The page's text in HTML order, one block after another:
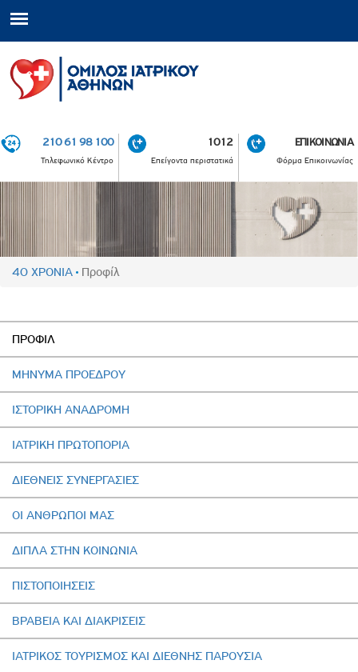
210 61 98 100
Τηλεφωνικό Κέντρο
1012
Επείγοντα περιστατικά
ΕΠΙΚΟΙΝΩΝΙΑ
Φόρμα Επικοινωνίας
40 ΧΡΟΝΙΑ Προφίλ
ΠΡΟΦΙΛ
ΜΗΝΥΜΑ ΠΡΟΕΔΡΟΥ
ΙΣΤΟΡΙΚΗ AΝΑΔΡΟΜΗ
ΙΑΤΡΙΚΗ ΠΡΩΤΟΠΟΡΙΑ
ΔΙΕΘΝΕΙΣ ΣΥΝΕΡΓΑΣΙΕΣ
ΟΙ ΑΝΘΡΩΠΟΙ ΜΑΣ
ΔΙΠΛΑ ΣΤΗΝ ΚΟΙΝΩΝΙΑ
ΠΙΣΤΟΠΟΙΗΣΕΙΣ
ΒΡΑΒΕΙΑ ΚΑΙ ΔΙΑΚΡΙΣΕΙΣ
ΙΑΤΡΙΚΟΣ ΤΟΥΡΙΣΜΟΣ ΚΑΙ ΔΙΕΘΝΗΣ ΠΑΡΟΥΣΙΑ